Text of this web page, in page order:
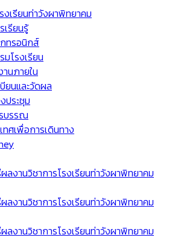
งเรียนท่าวังผาพิทยาคม
เรียนรู้
ทรอนิกส์
โรงเรียน
านภายใน
ยนและวัดผล
ประชุม
บรรณ
ทศเพื่อการเดินทาง
ลงานวิชาการโรงเรียนท่าวังผาพิทยาคม
ลงานวิชาการโรงเรียนท่าวังผาพิทยาคม
ลงานวิชาการโรงเรียนท่าวังผาพิทยาคม